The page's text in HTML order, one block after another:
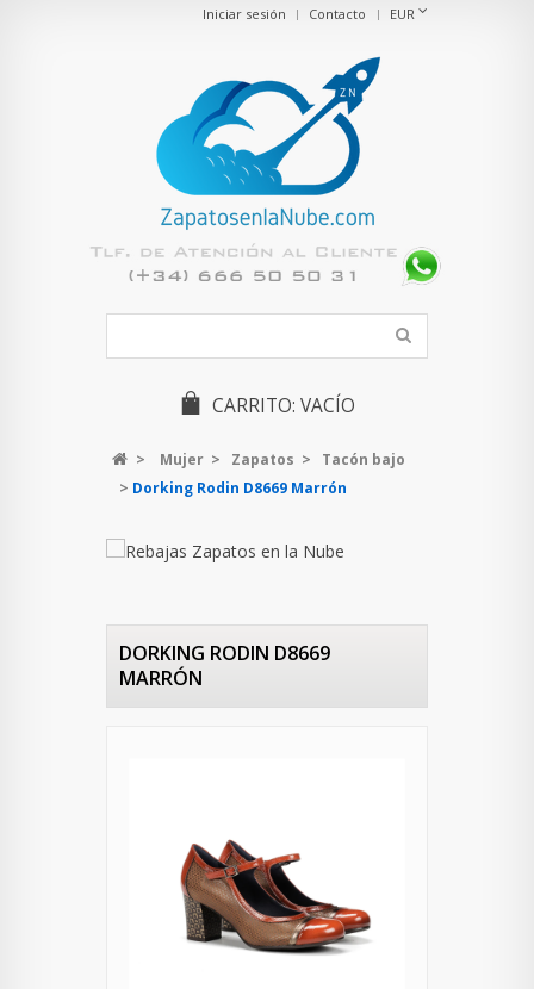
EUR
Contacto
Iniciar sesión
CARRITO: VACÍO
> Mujer > Zapatos >
Tacón bajo
> Dorking Rodin D8669 Marrón
DORKING RODIN D8669
MARRÓN